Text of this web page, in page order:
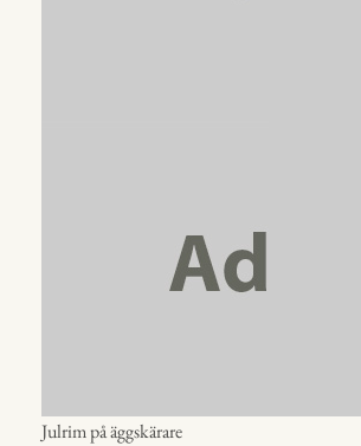
Julrim på äggskärare